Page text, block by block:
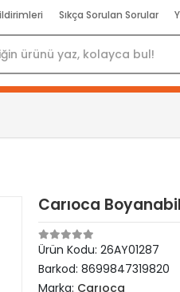
Sıkça Sorulan Sorular
Carıoca
Ürün Kodu:26AY01287
Barkod:8699847319820
Marka: Carıoca